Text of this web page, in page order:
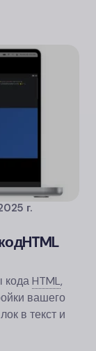
г.
HTML
кодаHTML,
вашего
в текст и